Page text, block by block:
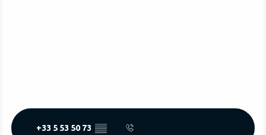
+33 5 53 50 73 ▒▒